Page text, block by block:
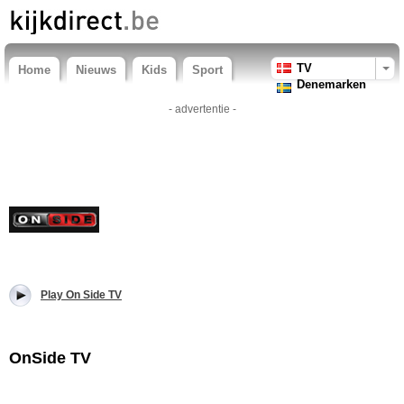
Home Nieuws Kids Sport
TV
Denemarken
- advertentie -
Play On Side TV
OnSide TV